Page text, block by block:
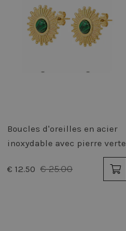
Boucles d'oreilles en acier
inoxydable avec pierre verte
€ 12.50 € 25.00